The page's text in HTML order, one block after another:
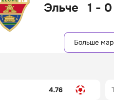
Эльче 1 - 0
Больше
4.76